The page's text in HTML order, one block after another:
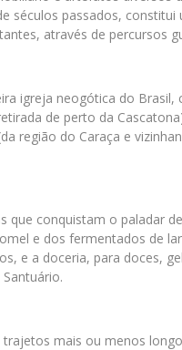
séculos passados,
através de percursos
igreja neogótica do
de perto da
região do Caraça e
que conquistam o paladar
e dos fermentados de
e a doceria, para doces,
mais ou menos